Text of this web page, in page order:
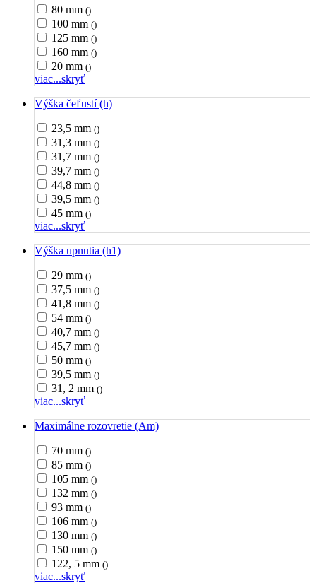
80 mm ()
100 mm ()
125 mm ()
160 mm ()
20 mm ()
viac...skryť
Výška čeľustí (h)
23,5 mm ()
31,3 mm ()
31,7 mm ()
39,7 mm ()
44,8 mm ()
39,5 mm ()
45 mm ()
viac...skryť
Výška upnutia (h1)
29 mm ()
37,5 mm ()
41,8 mm ()
54 mm ()
40,7 mm ()
45,7 mm ()
50 mm ()
39,5 mm ()
31, 2 mm ()
viac...skryť
Maximálne rozovretie (Am)
70 mm ()
85 mm ()
105 mm ()
132 mm ()
93 mm ()
106 mm ()
130 mm ()
150 mm ()
122, 5 mm ()
viac...skryť